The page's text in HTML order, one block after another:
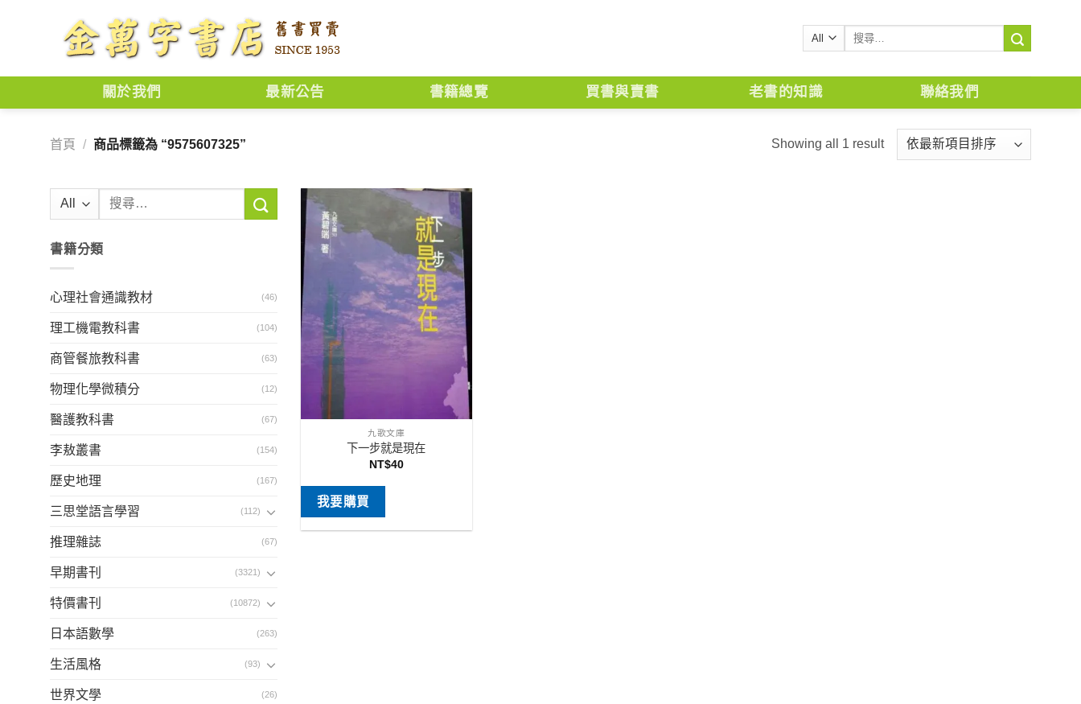
搜
鍵
關於我們 最新公告 書籍總覽 買書與賣書 老書的知識 聯絡我們
首頁 / 商品標籤為 “9575607325” Showing all 1 result
搜
鍵
書籍分類
心理社會通識教材 (46)
理工機電教科書 (104)
商管餐旅教科書 (63)
物理化學微積分 (12)
醫護教科書 (67)
李敖叢書 (154)
歷史地理 (167)
三思堂語言學習 (112)
推理雜誌 (67)
早期書刊 (3321)
特價書刊 (10872)
日本語數學 (263)
生活風格 (93)
世界文學 (26)
九歌文庫
下一步就是現在
NT$40
我要購買